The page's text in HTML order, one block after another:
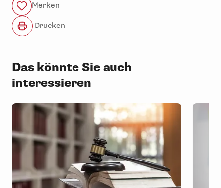
Merken
Drucken
Das könnte Sie auch
interessieren